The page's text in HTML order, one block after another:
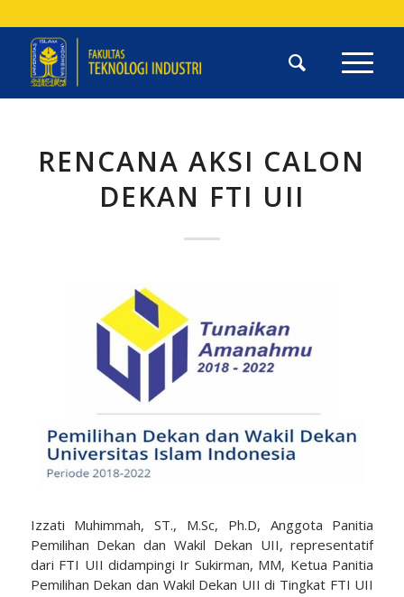
RENCANA AKSI CALON
DEKAN FTI UII
Izzati Muhimmah, ST., M.Sc, Ph.D, Anggota Panitia
Pemilihan Dekan dan Wakil Dekan UII, representatif
dari FTI UII didampingi Ir Sukirman, MM, Ketua Panitia
Pemilihan Dekan dan Wakil Dekan UII di Tingkat FTI UII